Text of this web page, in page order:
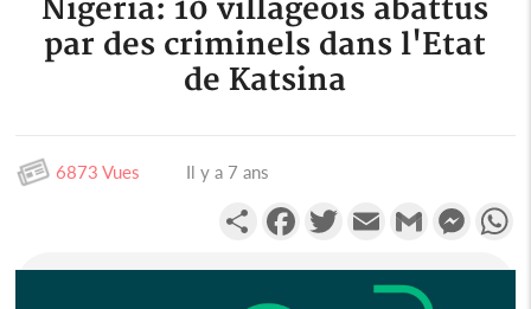
Nigeria: 10 villageois abattus
par des criminels dans l'Etat
de Katsina
6873 Vues Il y a 7 ans
PartagerFacebookTwitterEmail Gmail